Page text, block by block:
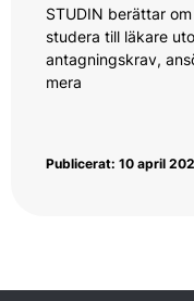
STUDIN berättar
studera till läkare
antagningskrav,
mera
Publicerat: 10 april